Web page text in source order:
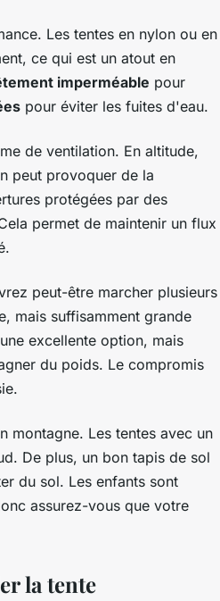
Les tentes en nylon ou en
ce qui est un atout en
imperméable pour
pour éviter les fuites d'eau.
de ventilation. En altitude,
peut provoquer de la
protégées par des
permet de maintenir un flux
peut-être marcher plusieurs
mais suffisamment grande
excellente option, mais
du poids. Le compromis
montagne. Les tentes avec un
De plus, un bon tapis de sol
du sol. Les enfants sont
assurez-vous que votre
la tente